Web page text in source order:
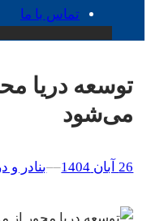
تماس با ما
توسعه دریا
می‌شود
26 آبان 1404 –
–بنادر و